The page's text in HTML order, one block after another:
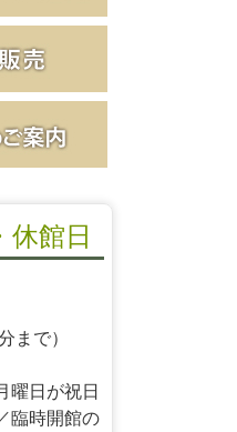
休館日
まで）
曜日が祝日
臨時開館の